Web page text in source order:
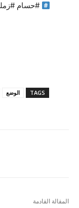
TAGS الوضع
المقالة القادمة